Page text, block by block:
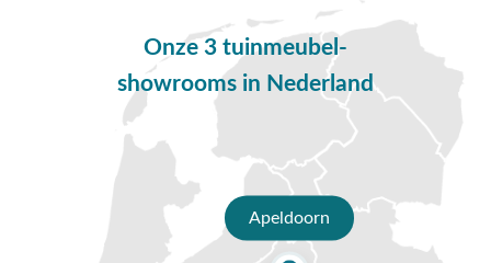
Onze 3 tuinmeubel-
showrooms in Nederland
Apeldoorn